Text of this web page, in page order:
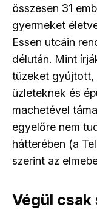
összesen 31
gyermeket
Essen utcáin
délután. Mint
tüzeket gyújtott,
üzleteknek és
machetével
egyelőre nem
hátterében (a
szerint az
Végül